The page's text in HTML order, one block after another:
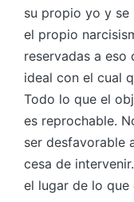
su propio yo y
el propio
reservadas a eso
ideal con el cual
Todo lo que el
es reprochable.
ser desfavorable
cesa de
el lugar de lo que